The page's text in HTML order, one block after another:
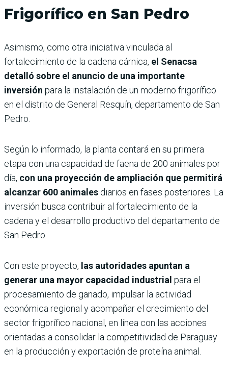
Frigorífico en San Pedro
Asimismo, como otra iniciativa vinculada al
fortalecimiento de la cadena cárnica, el Senacsa
detalló sobre el anuncio de una importante
inversión para la instalación de un moderno frigorífico
en el distrito de General Resquín, departamento de San
Pedro.
Según lo informado, la planta contará en su primera
etapa con una capacidad de faena de 200 animales por
día, con una proyección de ampliación que permitirá
alcanzar 600 animales diarios en fases posteriores. La
inversión busca contribuir al fortalecimiento de la
cadena y el desarrollo productivo del departamento de
San Pedro.
Con este proyecto, las autoridades apuntan a
generar una mayor capacidad industrial para el
procesamiento de ganado, impulsar la actividad
económica regional y acompañar el crecimiento del
sector frigorífico nacional, en línea con las acciones
orientadas a consolidar la competitividad de Paraguay
en la producción y exportación de proteína animal.